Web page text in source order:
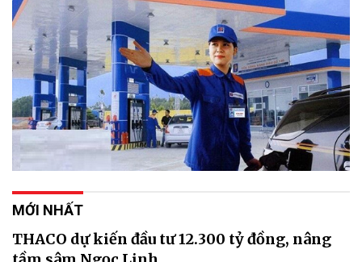
MỚI NHẤT
THACO dự kiến đầu tư 12.300 tỷ đồng, nâng